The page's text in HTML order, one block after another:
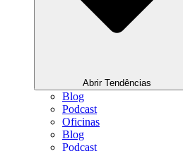
Abrir Tendências
Blog
Podcast
Oficinas
Blog
Podcast